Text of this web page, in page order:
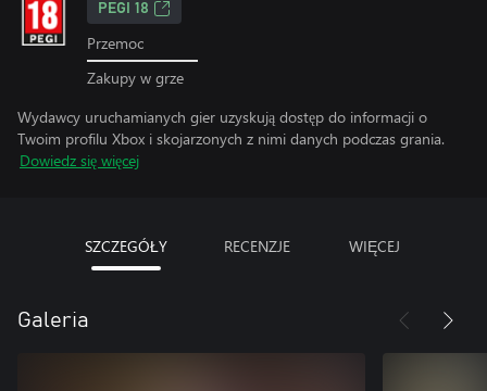
PEGI 18
Przemoc
Zakupy w grze
Wydawcy uruchamianych gier uzyskują dostęp do informacji o
Twoim profilu Xbox i skojarzonych z nimi danych podczas grania.
Dowiedz się więcej
SZCZEGÓŁY RECENZJE WIĘCEJ
Galeria